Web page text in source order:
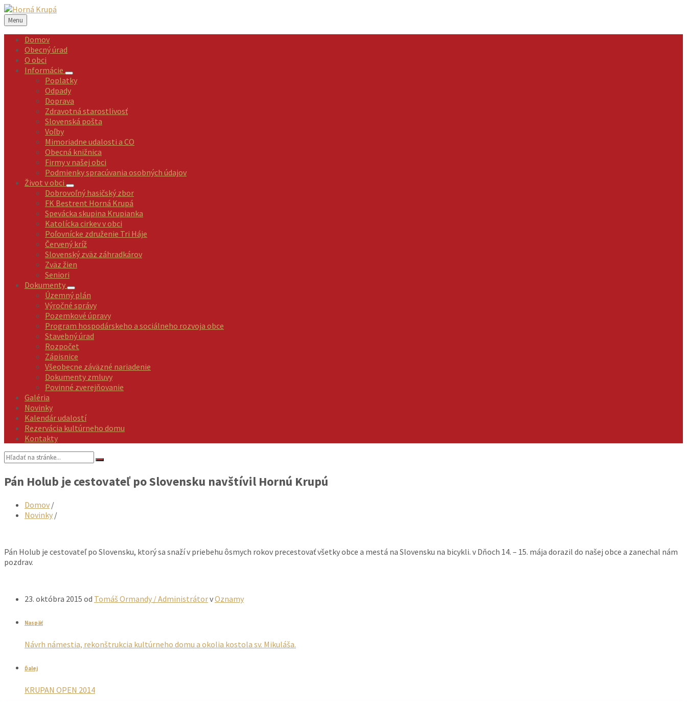
Preskočiť
na
obsah
Preskočiť
na
ľavý
panel
Preskočiť
na
pravý
panel
Preskočiť
na
pätičku
Menu
Domov
Obecný úrad
O obci
Informácie
Poplatky
Odpady
Doprava
Zdravotná starostlivosť
Slovenská pošta
Voľby
Mimoriadne udalosti a CO
Obecná knižnica
Firmy v našej obci
Podmienky spracúvania osobných údajov
Život v obci
Dobrovoľný hasičský zbor
FK Bestrent Horná Krupá
Spevácka skupina Krupianka
Katolícka cirkev v obci
Poľovnícke združenie Tri Háje
Červený kríž
Slovenský zväz záhradkárov
Zväz žien
Seniori
Dokumenty
Územný plán
Výročné správy
Pozemkové úpravy
Program hospodárskeho a sociálneho rozvoja obce
Stavebný úrad
Rozpočet
Zápisnice
Všeobecne záväzné nariadenie
Dokumenty zmluvy
Povinné zverejňovanie
Galéria
Novinky
Kalendár udalostí
Rezervácia kultúrneho domu
Kontakty
Vyhľadávanie:
Pán Holub je cestovateľ po Slovensku navštívil Hornú Krupú
Domov /
Novinky /
Pán Holub je cestovateľ po Slovensku, ktorý sa snaží v priebehu ôsmych rokov precestovať všetky obce a mestá na Slovensku na bicykli. v Dňoch 14. – 15. mája dorazil do našej obce a zanechal nám
pozdrav.
23. októbra 2015 od Tomáš Ormandy / AdministrátorvOznamy
Naspäť
Návrh námestia, rekonštrukcia kultúrneho domu a okolia kostola sv. Mikuláša.
Ďalej
KRUPAN OPEN 2014